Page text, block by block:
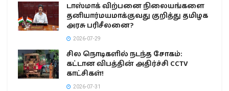
டாஸ்மாக் விற்பனை நிலையங்களை
தனியார்மயமாக்குவது குறித்து தமிழக
அரசு பரிசீலனை?
2026-07-29
சில நொடிகளில் நடந்த சோகம்:
கட்டான விபத்தின் அதிர்ச்சி CCTV
காட்சிகள்!
2026-07-31